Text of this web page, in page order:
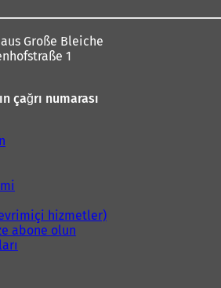
Große Bleiche
1
çağrı numarası
hizmetler)
abone olun